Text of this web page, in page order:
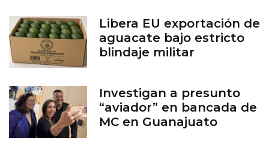
Libera EU exportación de
aguacate bajo estricto
blindaje militar
Investigan a presunto
“aviador” en bancada de
MC en Guanajuato